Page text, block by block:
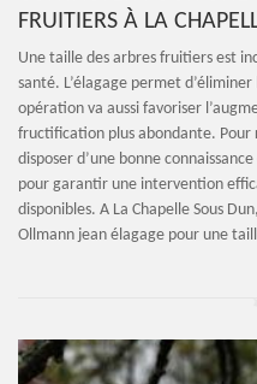
FRUITIERS À LA
Une taille des arbres fruitiers est
santé. L’élagage permet
opération va aussi favoriser
fructification plus abondante.
disposer d’une bonne
pour garantir une intervention
disponibles. A La Chapelle Sous
Ollmann jean élagage pour une